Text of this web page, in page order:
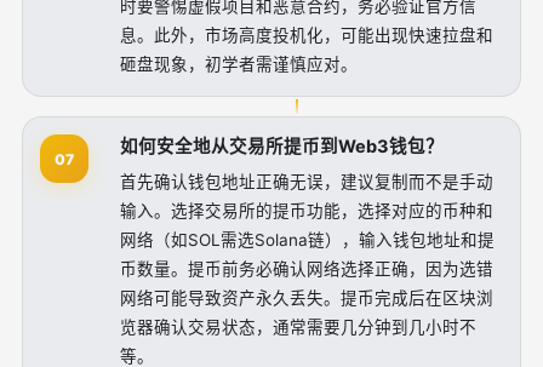
时要警惕虚假项目和恶意合约，务必验证官方信
息。此外，市场高度投机化，可能出现快速拉盘和
砸盘现象，初学者需谨慎应对。
07
如何安全地从交易所提币到Web3钱包？
首先确认钱包地址正确无误，建议复制而不是手动
输入。选择交易所的提币功能，选择对应的币种和
网络（如SOL需选Solana链），输入钱包地址和提
币数量。提币前务必确认网络选择正确，因为选错
网络可能导致资产永久丢失。提币完成后在区块浏
览器确认交易状态，通常需要几分钟到几小时不
等。